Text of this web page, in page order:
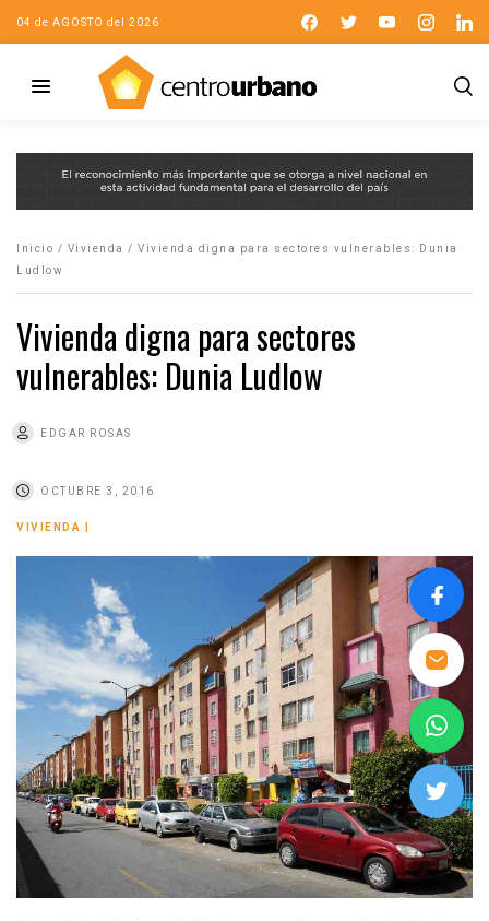
04 de AGOSTO del 2026
Inicio / Vivienda / Vivienda digna para sectores vulnerables: Dunia
Ludlow
Vivienda digna para sectores
vulnerables: Dunia Ludlow
EDGAR ROSAS
OCTUBRE 3, 2016
VIVIENDA